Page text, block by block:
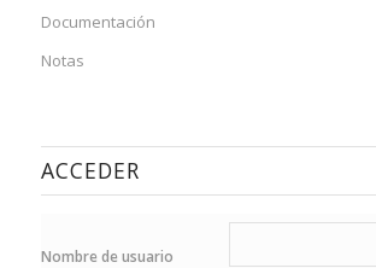
Documentación
Notas
ACCEDER
Nombre de usuario